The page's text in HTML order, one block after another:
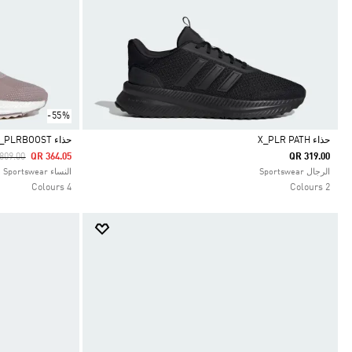
Selected
حذاء X_PLR PATH
QR 319.00
الرجال Sportswear
2 Colours
-55%
Selected
حذاء X_PLRBOOST
Reduced From
ToQR 364.05
النساء Sportswear
4 Colours